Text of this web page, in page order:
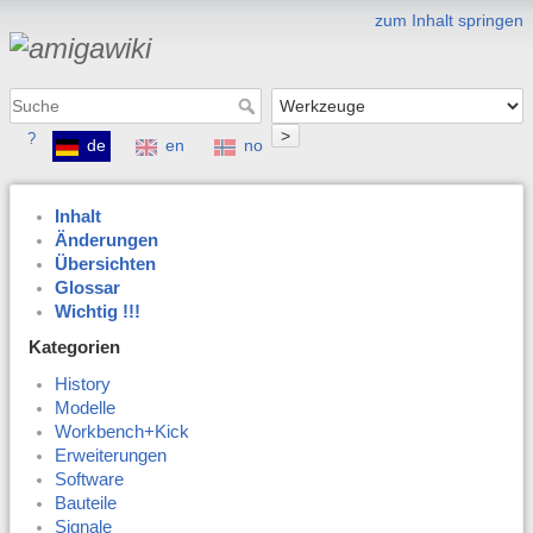
zum Inhalt springen
>
? de en no
Inhalt
Änderungen
Übersichten
Glossar
Wichtig !!!
Kategorien
History
Modelle
Workbench+Kick
Erweiterungen
Software
Bauteile
Signale